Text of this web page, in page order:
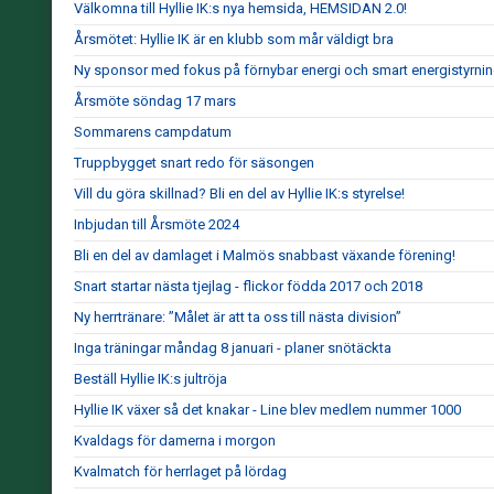
Välkomna till Hyllie IK:s nya hemsida, HEMSIDAN 2.0!
Årsmötet: Hyllie IK är en klubb som mår väldigt bra
Ny sponsor med fokus på förnybar energi och smart
Årsmöte söndag 17 mars
Sommarens campdatum
Truppbygget snart redo för säsongen
Vill du göra skillnad? Bli en del av Hyllie IK:s styrelse!
Inbjudan till Årsmöte 2024
Bli en del av damlaget i Malmös snabbast växande förening!
Snart startar nästa tjejlag - flickor födda 2017 och 2018
Ny herrtränare: ”Målet är att ta oss till nästa division”
Inga träningar måndag 8 januari - planer snötäckta
Beställ Hyllie IK:s jultröja
Hyllie IK växer så det knakar - Line blev medlem nummer 1000
Kvaldags för damerna i morgon
Kvalmatch för herrlaget på lördag